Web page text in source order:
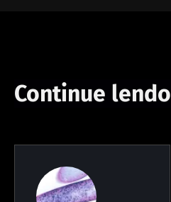
Continue lendo